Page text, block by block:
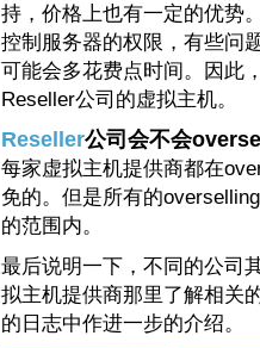
持，价格上也有一定的优势
控制服务器的权限，有些问
可能会多花费点时间。因此
Reseller公司的虚拟主机。
Reseller公司会不会
每家虚拟主机提供商都在
免的。但是所有的
的范围内。
最后说明一下，不同的公司
拟主机提供商那里了解相关
的日志中作进一步的介绍。